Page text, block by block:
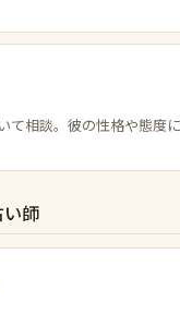
て相談。彼の性格や態度
師